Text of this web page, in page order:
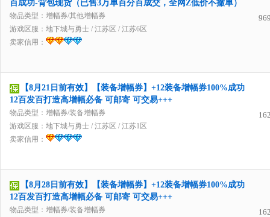
百成功-背包现货（已售3万单百分百成交，全网Z低价不撤单）
物品类型：增幅券/其他增幅券
游戏区服： 地下城与勇士 / 江苏区 / 江苏6区
卖家信用：
【8月21日前有效】【装备增幅券】+12装备增幅券100%成功
12百发百打造高增幅必备 可邮寄 可交易+++
物品类型：增幅券/装备增幅券
游戏区服： 地下城与勇士 / 江苏区 / 江苏1区
卖家信用：
【8月28日前有效】【装备增幅券】+12装备增幅券100%成功
12百发百打造高增幅必备 可邮寄 可交易+++
物品类型：增幅券/装备增幅券